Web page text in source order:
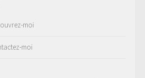
moi
moi